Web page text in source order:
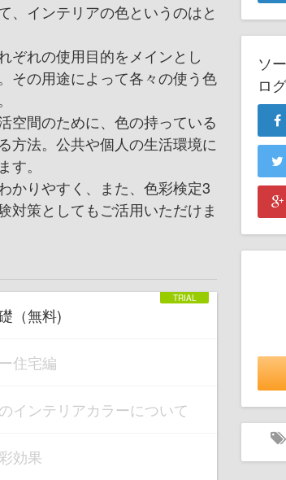
、インテリアの色というのはと
ぞれの使用目的をメインとし
その用途によって各々の使う色
空間のために、色の持っている
方法。公共や個人の生活環境に
。
かりやすく、また、色彩検定3
対策としてもご活用いただけま
（無料)
住宅編
インテリアカラーについて
効果
ソ
ロ